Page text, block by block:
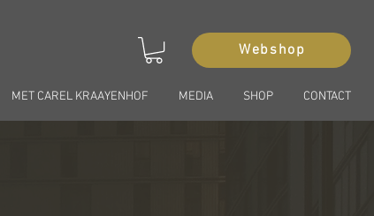
Webshop
MET CAREL KRAAYENHOF MEDIA SHOP CONTACT